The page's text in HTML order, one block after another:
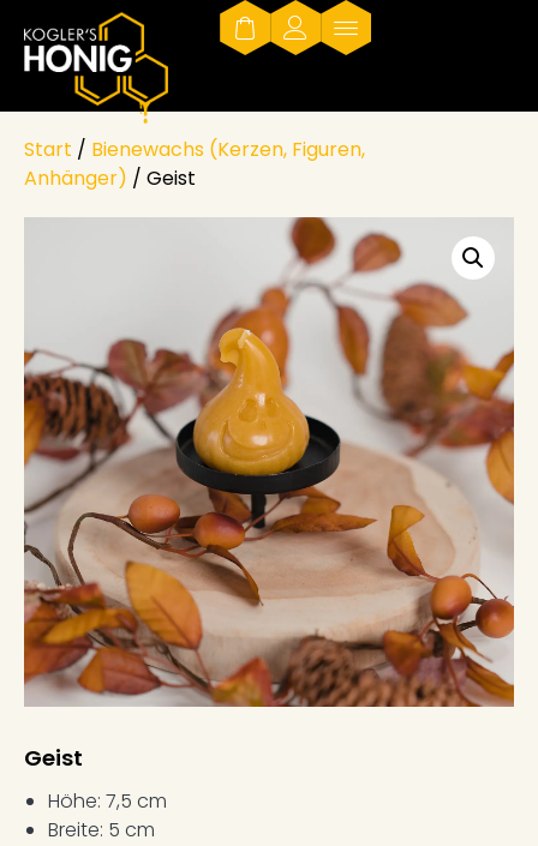
Start / Bienewachs (Kerzen, Figuren,
Anhänger) / Geist
Geist
Höhe: 7,5 cm
Breite: 5 cm